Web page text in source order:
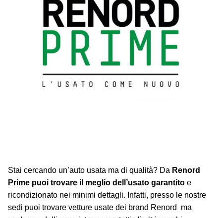
Stai cercando un’auto usata ma di qualità? Da Renord
Prime puoi trovare il meglio dell’usato garantito e
ricondizionato nei minimi dettagli. Infatti, presso le nostre
sedi puoi trovare vetture usate dei brand Renord ma